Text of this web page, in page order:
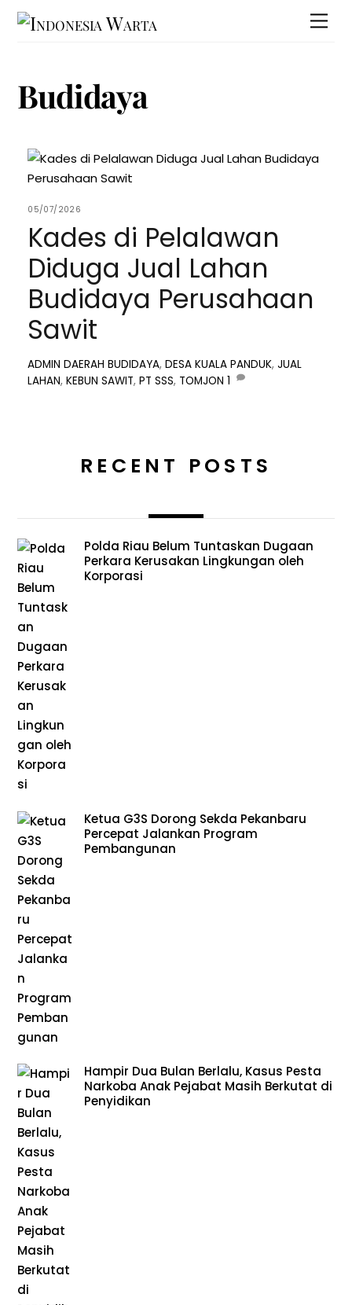
Skip
Budidaya
05/07/2026
Kades di Pelalawan
Diduga Jual Lahan
Budidaya Perusahaan
Sawit
ADMIN DAERAH BUDIDAYA,DESA KUALA PANDUK,JUAL
LAHAN,KEBUN SAWIT,PT SSS, TOMJON 1
RECENT POSTS
Polda Riau Belum Tuntaskan Dugaan
Perkara Kerusakan Lingkungan oleh
Korporasi
Ketua G3S Dorong Sekda Pekanbaru
Percepat Jalankan Program
Pembangunan
Hampir Dua Bulan Berlalu, Kasus Pesta
Narkoba Anak Pejabat Masih Berkutat di
Penyidikan